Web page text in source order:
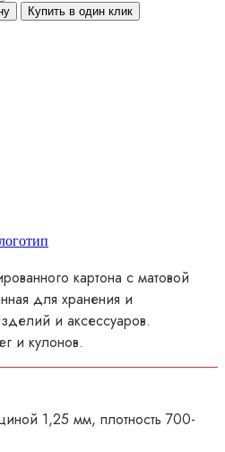
Купить в один клик
картона с матовой
для хранения и
и аксессуаров.
и кулонов.
1,25 мм, плотность 700-